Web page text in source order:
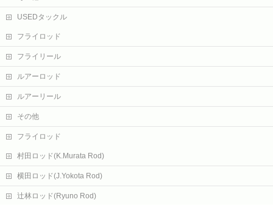
USEDタックル
フライロッド
フライリール
ルアーロッド
ルアーリール
その他
フライロッド
村田ロッド(K.Murata Rod)
横田ロッド(J.Yokota Rod)
辻林ロッド(Ryuno Rod)